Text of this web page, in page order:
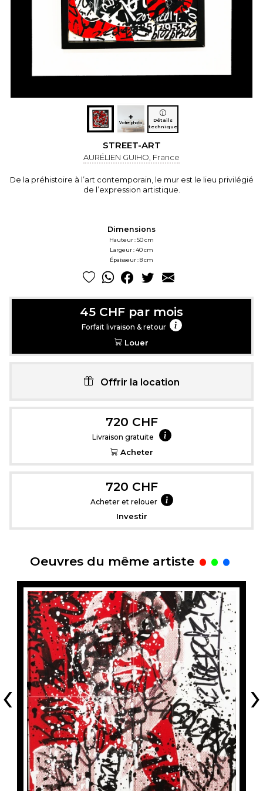
+
Votre photo
Détails
technique
STREET-ART
AURÉLIEN GUIHO, France
De la préhistoire à l’art contemporain, le mur est le lieu privilégié
de l’expression artistique.
Dimensions
Hauteur : 50 cm
Largeur : 40 cm
Épaisseur : 8 cm
45 CHF par mois
Forfait livraison & retour
Louer
Offrir la location
720 CHF
Livraison gratuite
Acheter
720 CHF
Acheter et relouer
Investir
Oeuvres du même artiste .
‹ ›